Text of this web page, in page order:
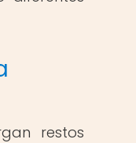
restos